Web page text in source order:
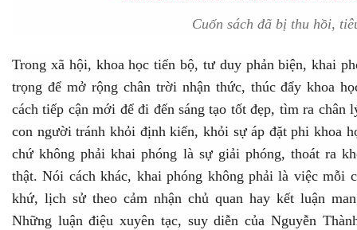
Cuốn sách đã bị thu hồi,
Trong xã hội, khoa học tiến bộ, tư duy phản biện, khai
trọng để mở rộng chân trời nhận thức, thúc đẩy khoa
cách tiếp cận mới để đi đến sáng tạo tốt đẹp, tìm ra chân
con người tránh khỏi định kiến, khỏi sự áp đặt phi khoa
chứ không phải khai phóng là sự giải phóng, thoát ra
thật. Nói cách khác, khai phóng không phải là việc mỗi
khứ, lịch sử theo cảm nhận chủ quan hay kết luận
Những luận điệu xuyên tạc, suy diễn của Nguyễn